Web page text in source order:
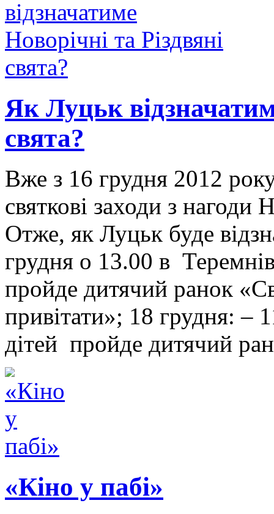
Як Луцьк
свята?
Вже з 16 грудня 2012
святкові заходи з нагоди
Отже, як Луцьк буде
грудня о 13.00 в
пройде дитячий ранок
привітати»; 18 грудня: –
дітей пройде дитячий
«Кіно у пабі»